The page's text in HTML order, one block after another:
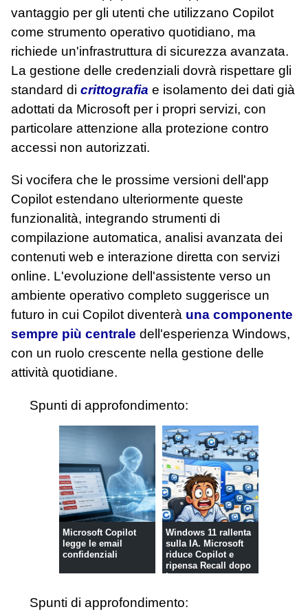
vantaggio per gli utenti che utilizzano Copilot
come strumento operativo quotidiano, ma
richiede un'infrastruttura di sicurezza avanzata.
La gestione delle credenziali dovrà rispettare gli
standard di crittografia e isolamento dei dati già
adottati da Microsoft per i propri servizi, con
particolare attenzione alla protezione contro
accessi non autorizzati.
Si vocifera che le prossime versioni dell'app
Copilot estendano ulteriormente queste
funzionalità, integrando strumenti di
compilazione automatica, analisi avanzata dei
contenuti web e interazione diretta con servizi
online. L'evoluzione dell'assistente verso un
ambiente operativo completo suggerisce un
futuro in cui Copilot diventerà una componente
sempre più centrale dell'esperienza Windows,
con un ruolo crescente nella gestione delle
attività quotidiane.
Spunti di approfondimento:
Microsoft Copilot
legge le email
confidenziali
Windows 11 rallenta
sulla IA. Microsoft
riduce Copilot e
ripensa Recall dopo
le ...
Spunti di approfondimento: